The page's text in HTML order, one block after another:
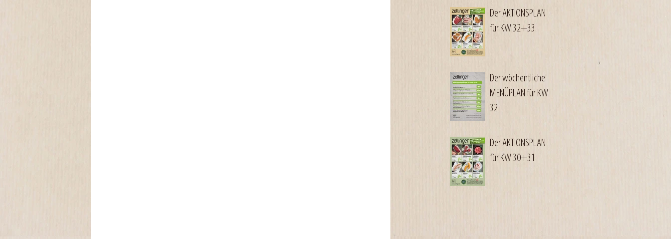
Der AKTIONSPLAN
für KW 32+33
Der wöchentliche
MENÜPLAN für KW
32
Der AKTIONSPLAN
für KW 30+31